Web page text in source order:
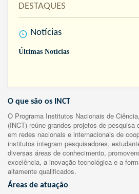
DESTAQUES
Notícias
Últimas Notícias
O que são os INCT
O Programa Institutos Nacionais de
(INCT) reúne grandes projetos de pesquisa
em redes nacionais e internacionais de
institutos integram pesquisadores,
diversas áreas de conhecimento,
excelência, a inovação tecnológica e a
altamente qualificados.
Áreas de atuação